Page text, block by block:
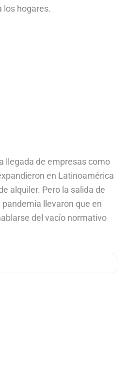
los hogares.
llegada de empresas como
en Latinoamérica
alquiler. Pero la salida de
pandemia llevaron que en
del vacío normativo